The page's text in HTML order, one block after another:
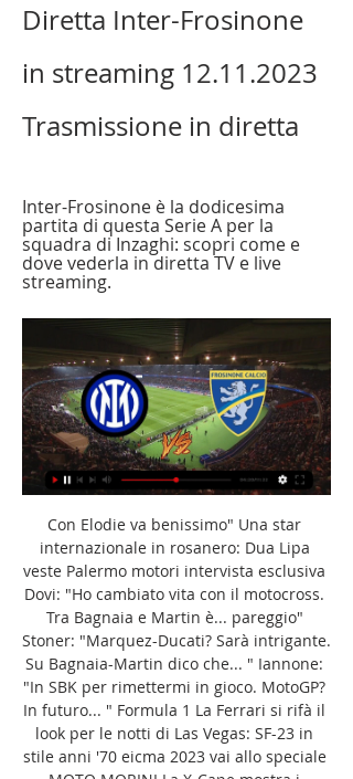
Diretta Inter-Frosinone
in streaming 12.11.2023
Trasmissione in diretta
Inter-Frosinone è la dodicesima
partita di questa Serie A per la
squadra di Inzaghi: scopri come e
dove vederla in diretta TV e live
streaming.
Con Elodie va benissimo" Una star internazionale in rosanero: Dua Lipa veste Palermo motori intervista esclusiva Dovi: "Ho cambiato vita con il motocross. Tra Bagnaia e Martin è... pareggio" Stoner: "Marquez-Ducati? Sarà intrigante. Su Bagnaia-Martin dico che... " Iannone: "In SBK per rimettermi in gioco. MotoGP? In futuro... " Formula 1 La Ferrari si rifà il look per le notti di Las Vegas: SF-23 in stile anni '70 eicma 2023 vai allo speciale MOTO MORINI La X-Cape mostra i muscoli: arriva il motore 1200 e spunta... il radar VERSO IL 2024 Eicma presenta il logo celebrativo per i 110 anni dell'evento espositivo FB MONDIAL Piega 452, una rivoluzione per le medie sportive Benelli Sportive ed Enduro, il Leone di Benelli ruggisce con Tornado e BKX YAMAHA GYTR, il kit che trasforma Ténéré in una moto da competizione lambretta Lambretta si fa elettrica: il passato che ammicca al futuro BIMOTA Tera, il primo performance crossover firmato Bimota KTM Novità GasGas: a Eicma anche con la minicross elettrica MC E-3 ITALJET Dragster 559 Twin, mai vista una due ruote così HUSQVARNA Norden 901 ed Enduro, a Eicma per sorprendere tutti KAWASAKI Ninja, livree speciali per celebrare il 40° anniversario QJMOTOR QJMOTOR, offerta più ampia e variegata con la SRK1000RC SOSTENIBILITà E SPORTIVITà Ultraviolette sbarca a Eicma con due rivoluzionarie moto elettriche: F77 e F99 Belle in moto, il fascino delle due ruote a Eicma 2023 EICMA 2023 Dovizioso dalla MotoGP al motocross Eicma 2023: un successo annunciato Gardner, prima volta a Eicma: "Fantastico" Cairoli pronto per la Ducati Petrucci ospite di Bardahl EICMA 2023, secondo giorno di apertura al pubblico Anche Ebay a Eicma Eicma 2023 apre oggi al pubblico Stoner in esclusiva: "Marquez-Ducati? Sarà interessante... 

Inter-Frosinone, dove vederla in diretta tv e streaming, probabili formazioniDiretta tv e streaming Inter-Frosinone · Partita: Inter-Frosinone · Data: Domenica 12 novembre 2023 · Dove: Stadio Giuseppe Meazza (Milano) · Orario: 20:45 · Canale TV: DAZN (canale 214 del satellite), · Streaming: DAZN · Competizione: 12ª giornata di Serie A 2023/24 L’Inter vuole riprendersi la vetta dopo il momentaneo sorpasso della Juventus, ma per farlo dovrà battere un Frosinone che fin qui ha stupito tutti. 

Dove vedere Inter-Frosinone in diretta TV, Streaming e YouTube YouTube YouTube Passione Inter 19 ore fa 19 ore fa

Diretta Inter-Frosinone ore 20. 45: dove vederla in tv, streaming e probabili formazioniMILANO - Stasera Inter e Frosinone si affrontano allo stadio Meazza nella gara valida per la dodicesima giornata del campionato di Serie A: calcio d'inizio alle ore 20. 45. Segui la diretta sul nostro sito Inter-Frosinone: orari e canali La gara tra Inter e Frosinone è in programma alle ore 15 allo stadio Artemio Franchi di Firenze e sarà visibile in diretta e in esclusiva su Dazn. Dove vedere Inter-Frosinone in diretta TV Inter-Frosinone sarà visibile in diretta tv su Dazn. 

Alex Marquez: "Ci ho provato" MOTOMERCATO Marini vicino alla Honda: "Felice che mi vogliano". Marquez: "Lo vedo bene" moto2 malesia Acosta meglio di Marquez: è campione del mondo Moto2 moto3 malesia Veijer vince su Sasaki a Sepang e fa un regalo a Masia per il titolo basket Petrucci promuove la Serie A: "Il livello del campionato si è alzato" nba Miami vince ancora, Milwaukee ko senza Lillard. E i Cavs battono Curry SCI ALPINO Zermatt e Cervinia senza fortuna: cancellata anche la seconda discesa maschile L'EDICOLA Lo sport sui giornali: la nostra rassegna milan LECCE-MILAN 2-2 Il Milan scappa ma poi si fa riprendere: rimonta Lecce in 3' e il Var grazia Pioli QUI MILAN Pioli: "Paghiamo gli errori a caro prezzo, dovevamo gestire meglio" a lecce Milan in ansia per Leao, risentimento muscolare: "Mi sono fermato subito" Milan, una tegola dietro l'altra: già 22 gli stop da inizio stagione LECCE-MILAN Sticchi Damiani contro il Var: "Da oggi per ogni gol cercheremo un pestone" le parole Balo: "Donnarumma sarebbe rimasto al Milan, i tifosi non possono capire" SERIE A JUVENTUS-CAGLIARI 2-1 La Juve infila la quinta contro il Cagliari: Bremer-Rugani valgono la vetta MONZA-TORINO 1-1 Colpani non si ferma più, Palladino riacciuffa il Toro SASSUOLO-SALERNITANA 2-2 Salernitana e Sassuolo si mangiano le mani: pari spettacolo con rimonta GENOA-VERONA 1-0 Dragusin rilancia il Genoa contro il Verona: quinto ko di fila per l'Hellas QUI JUVENTUS Allegri pensa già all'Inter: "Per lo scudetto favoriti loro, ma in gara secca... 

" LE INIZIATIVE Fiorentina pro alluvionati: mezzi per spalare fango e mille biglietti per il Bologna I VOTI Le nostre pagelle della 12. a giornata di Serie A GOL SERIE A Monza-Torino 1-1: gli highlights Juventus-Cagliari 2-1: gli highlights Lecce-Milan 2-2: gli highlights Sassuolo-Salernitana 2-2: gli highlights Genoa-Verona 1-0: gli highlights Torino-Sassuolo 2-1: gli highlights Frosinone-Empoli 2-1: gli highlights Fiorentina-Juventus 0-1: gli highlights Verona-Monza 1-3: gli highlights Roma-Lecce 2-1: gli highlights Cagliari-Genoa 2-1: gli highlights Milan-Udinese 0-1: gli highlights campionati esteri IN ALBANIA Malore in campo: morto il ghanese Dwamena, segnò anche all'Inter SPAGNA Il Real travolge il Valencia e risponde al Girona: Ancelotti a -2 dalla vetta francia Mbappé ne segna 3 e porta il Psg in vetta da solo. Il Monaco si salva al 98' INGHILTERRA Lemina stende il Tottenham al 97', tris Arsenal, lo United si rialza GERMANIA Bayern in vetta con un poker, lo Stoccarda piega il Dortmund DOPO I TANTI ERRORI Il Var non piace in Premier: ora gli arbitri cercano varisti qualificati IL video Real Sociedad, protesta shock dei tifosi contro i bombardamenti su Gaza MLS Messi porta il Pallone d'Oro a Miami: l'ultimo trofeo mostrato ai tifosi FOTO calcio Colpo Samp a Modena, Pirlo fuori dalla crisi. 

Inter-Frosinone, probabili formazioni e dove vedere la partita 4 ore fa — Frosinone Calcio in diretta radiofonica tra 1 ora — Qui è possibile ascoltare la partita di Serie A FC Inter Milano vs. Frosinone Serie A: ...

Ok Pisa e Como, 3-3 Bari NAZIONALE Italia, i convocati per Macedonia e Ucraina: c'è Colpani, assente Immobile NUOVA FORMULA Mondiale per club 2025: regolamento, date, squadre qualificate EUROPA FELICE Italia, ok il ranking è giusto: possibili 5 squadre nella Champions 2024/25 mercato RUMORS DI MERCATO Il Napoli ha messo gli occhi su Farioli, il tecnico del Nizza dei miracoli L'INDISCREZIONE Paolo Maldini pronto a tornare in pista: vicino l'accordo con l'Al Ittihad manovre nerazzurre Inter, Tiago Djalò è un'occasione a costo zero. 

Calcio: Frosinone Risultati in diretta, Calendario, Risultati 6 ore fa — Partita: Inter-Frosinone · Data: domenica 12 novembre 2023 · Orario: 20:45 · TV/Streaming: DAZN · Luogo: Milano · Stadio: Giuseppe Meazza · Arbitro: ...

Sport: notizie, streaming, risultati live e in direttaserie a serie b premier league ligue 1 liga bundesliga Tutte Napoli Empoli --12:30 Fiorentina Bologna --15:00 Udinese Atalanta Lazio Roma --18:00 Inter Frosinone --20:45 Brescia Cremonese --16:15 Lecco Parma Palermo Cittadella Spezia Ternana Aston Villa Fulham Brighton Sheffield United Liverpool Brentford West Ham Nottingham Forest Chelsea Man City --17:30 Clermont Lorient Lille Tolosa Metz Nantes Rennes Lione --17:05 Lens Marsiglia Barcellona Alavés Siviglia Real Betis --18:30 Atlético Madrid Villarreal --21:00 B. Leverkusen 1. 

Inter-Frosinone: probabili formazioni, dove vederla in tv e 15 ore fa — Posted by mkhan421 on 11 Nov 2023 at 11:25 PM. [[DIRETTA/TV]] Inter Frosinone In Diretta Streaming 12 novembre 2023.Inter Frosinone In Diretta Streaming 12 ...

INTER FROSINONE in Diretta! Live reaction Serie - YouTube 6 ore fa — Inter-Frosinone sarà trasmessa in diretta tv in esclusiva da Dazn La partita sarà visibile anche sulla piattaforma Sky sul canale Zona Dazn e ...

Ma c'è la fila MANOVRE BIANCONERE Juve-Phillips, c'è l'ok di giocatore e City al prestito per gennaio. E Morata... LAZIO Kamada: "Non pensavo di giocare così poco. Futuro? Tutto da definire" Maxi ingaggio, spogliatoio, età: ecco perché il Real scarica Mbappé CHAMPIONS LEAGUE SI CAMBIA Nuova Champions League: vincere lo scudetto non cambierà la fascia Milan e Lazio padrone del loro destino verso gli ottavi: le combinazioni in tv Milan-Psg fa volare Canale 5: record d'ascolti per la Champions su Mediaset gallery cover girl Kendall Jenner, compleanno con vista 300 milioni (di follower) Iannone pronto a tornare: "Mai stato così felice. 

Inter - Frosinone: dove vederla in diretta tv e le probabili 9 ore fa — Il match tra Inter e Frosinone valevole per la 12a giornata della Serie A 2023-2024 sarà trasmesso in diretta streaming su DAZN. Su Sky Sport ...

Inter vs Frosinone | Serie A 20 ore fa — Inter-Frosinone: probabili formazioni, statistiche e dove vederla in TV e in streaming. SERIE A - L'Inter ha vinto tutti e quattro i confronti in Serie A ...

Inter-Frosinone, Serie A: streaming, probabili formazioni, 24 nov 2018 — Inter-Frosinone sarà trasmessa in diretta e in esclusiva da Dazn, la piattaforma streaming online che quest'anno trasmette tre partite per ...

In difesa De Vrij per Darmian. Di Francesco dovrebbe tornare al 4-3-3 con Cuni in vantaggio su Cheddira al centro dell’attacco, Soulé e Ibrahimovic (in leggero vantaggio su Baez) a supporto. Ballottaggio anche in difesa dove Oyono dovrebbe spuntarla su Lirola al centro. Probabile formazione Inter (3-5-2): Sommer; De Vrij, Acerbi, Bastoni; Dumfries, Barella, Calhanoglu, Mkhitaryan, Dimarco; Lautaro Martínez, Thuram. All. Inzaghi. Probabile formazione Frosinone (4-3-3): Turati; Oyono, Okoli, Romagnoli, Marchizza; Mazzitelli, Barrenechea, Reinier; Soulé, Cuni, Ibrahimovic. 

Inter-Frosinone dove vederla in Streaming su SKY o DAZN 6 ore fa — Diretta Inter vs Frosinone in streaming 12/11/2023 Calcio 11 ore fa — Inter (impegnata a San Siro contro il Frosinone nel posticipo ...

Inter Frosinone :: Notizie su MilanoToday 5 ore fa — Le indicazioni per seguire in diretta tv la sfida tra Inter e